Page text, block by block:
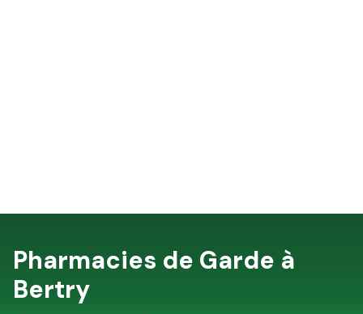
Pharmacies de Garde à
Bertry